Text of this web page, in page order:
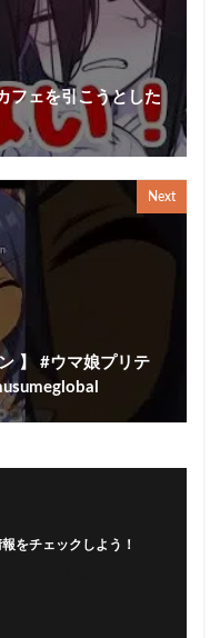
フェを引こうとした
Next
】 #ウマ娘プリテ
をチェックしよう！